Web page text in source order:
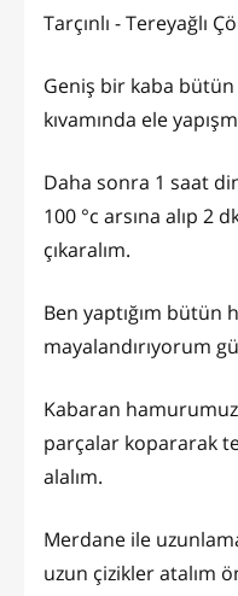
Tarçınlı - Tereyağlı
Geniş bir kaba
kıvamında ele
Daha sonra 1 saat
100 °c arsına alıp 2
çıkaralım.
Ben yaptığım bütün
mayalandırıyorum
Kabaran
parçalar kopararak
alalım.
Merdane ile
uzun çizikler atalım